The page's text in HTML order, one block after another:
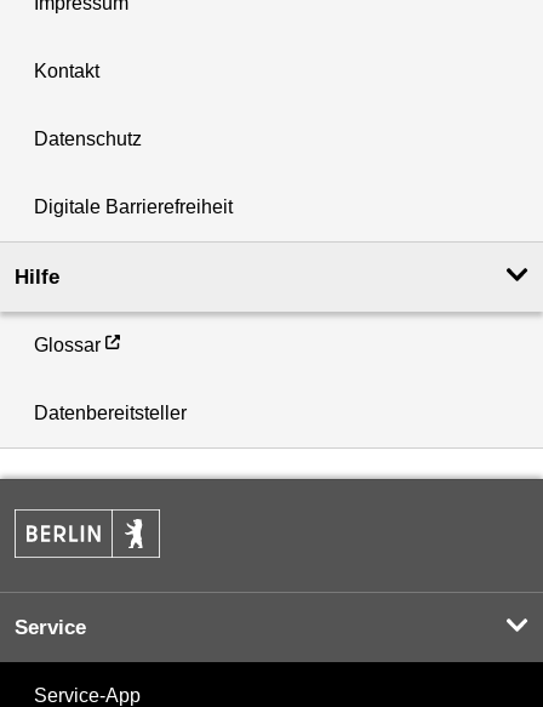
Kontakt
Datenschutz
Digitale Barrierefreiheit
Hilfe
Glossar
Datenbereitsteller
Service
Service-App